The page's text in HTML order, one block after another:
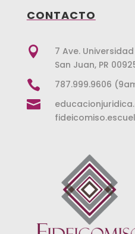
CONTACTO

7 Ave.
San Juan, PR
 787.999.9606
